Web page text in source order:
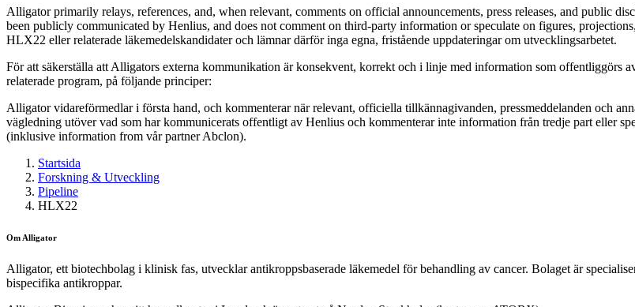
Alligator primarily relays, references, and, when relevant, comments on official announcements, press releases, and public
been publicly communicated by Henlius, and does not comment on third-party information or speculate on figures,
HLX22 eller relaterade läkemedelskandidater och lämnar därför inga egna, fristående uppdateringar om utvecklingsarbetet.
För att säkerställa att Alligators externa kommunikation är konsekvent, korrekt och i linje med information som offentliggörs
relaterade program, på följande principer:
Alligator vidareförmedlar i första hand, och kommenterar när relevant, officiella tillkännagivanden, pressmeddelanden och
vägledning utöver vad som har kommunicerats offentligt av Henlius och kommenterar inte information från tredje part eller
(inklusive information from vår partner Abclon).
Startsida
Forskning & Utveckling
Pipeline
HLX22
Om Alligator
Alligator, ett biotechbolag i klinisk fas, utvecklar antikroppsbaserade läkemedel för behandling av cancer. Bolaget är
bispecifika antikroppar.